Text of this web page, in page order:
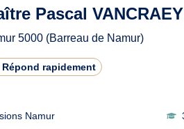
Pascal
5000 (Barreau de Namur)
Répond rapidement
Namur